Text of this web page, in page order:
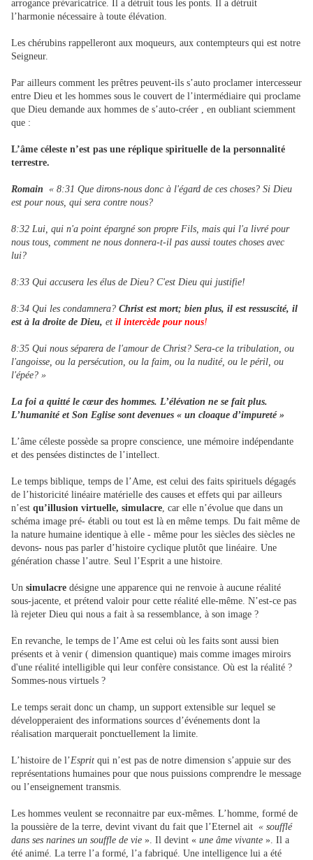
arrogance prévaricatrice. Il a détruit tous les ponts. Il a détruit
l’harmonie nécessaire à toute élévation.
Les chérubins rappelleront aux moqueurs, aux contempteurs qui est notre
Seigneur.
Par ailleurs comment les prêtres peuvent-ils s’auto proclamer intercesseur
entre Dieu et les hommes sous le couvert de l’intermédiaire qui proclame
que Dieu demande aux hommes de s’auto-créer , en oubliant sciemment
que :
L’âme céleste n’est pas une réplique spirituelle de la personnalité
terrestre.
Romain « 8:31 Que dirons-nous donc à l'égard de ces choses? Si Dieu
est pour nous, qui sera contre nous?
8:32 Lui, qui n'a point épargné son propre Fils, mais qui l'a livré pour
nous tous, comment ne nous donnera-t-il pas aussi toutes choses avec
lui?
8:33 Qui accusera les élus de Dieu? C'est Dieu qui justifie!
8:34 Qui les condamnera? Christ est mort; bien plus, il est ressuscité, il
est à la droite de Dieu, et il intercède pour nous!
8:35 Qui nous séparera de l'amour de Christ? Sera-ce la tribulation, ou
l'angoisse, ou la persécution, ou la faim, ou la nudité, ou le péril, ou
l'épée? »
La foi a quitté le cœur des hommes. L’élévation ne se fait plus.
L’humanité et Son Eglise sont devenues « un cloaque d’impureté »
L’âme céleste possède sa propre conscience, une mémoire indépendante
et des pensées distinctes de l’intellect.
Le temps biblique, temps de l’Ame, est celui des faits spirituels dégagés
de l’historicité linéaire matérielle des causes et effets qui par ailleurs
n’est qu’illusion virtuelle, simulacre , car elle n’évolue que dans un
schéma image pré- établi ou tout est là en même temps. Du fait même de
la nature humaine identique à elle - même pour les siècles des siècles ne
devons- nous pas parler d’histoire cyclique plutôt que linéaire. Une
génération chasse l’autre. Seul l’Esprit a une histoire.
Un simulacre désigne une apparence qui ne renvoie à aucune réalité
sous-jacente, et prétend valoir pour cette réalité elle-même. N’est-ce pas
là rejeter Dieu qui nous a fait à sa ressemblance, à son image ?
En revanche, le temps de l’Ame est celui où les faits sont aussi bien
présents et à venir ( dimension quantique) mais comme images miroirs
d'une réalité intelligible qui leur confère consistance. Où est la réalité ?
Sommes-nous virtuels ?
Le temps serait donc un champ, un support extensible sur lequel se
développeraient des informations sources d’événements dont la
réalisation marquerait ponctuellement la limite.
L’histoire de l’Esprit qui n’est pas de notre dimension s’appuie sur des
représentations humaines pour que nous puissions comprendre le message
ou l’enseignement transmis.
Les hommes veulent se reconnaitre par eux-mêmes. L’homme, formé de
la poussière de la terre, devint vivant du fait que l’Eternel ait « soufflé
dans ses narines un souffle de vie ». Il devint « une âme vivante ». Il a
été animé. La terre l’a formé, l’a fabriqué. Une intelligence lui a été